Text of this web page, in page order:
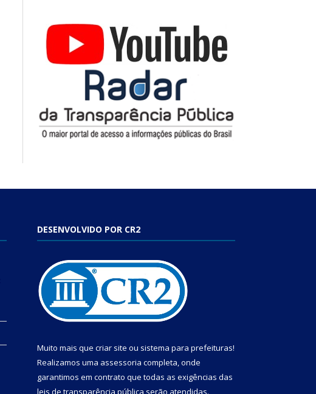
DESENVOLVIDO POR CR2
Muito mais que criar site ou sistema para prefeituras!
Realizamos uma assessoria completa, onde
garantimos em contrato que todas as exigências das
leis de transparência pública serão atendidas.